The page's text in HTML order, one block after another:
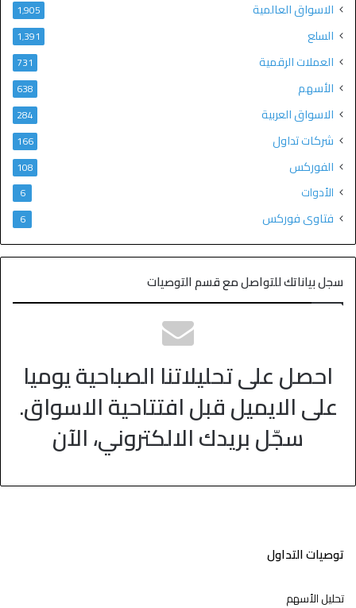
الاسواق العالمية 1٬905
السلع 1٬391
العملات الرقمية 731
الأسهم 638
الاسواق العربية 284
شركات تداول 166
الفوركس 108
الأدوات 6
فتاوى فوركس 6
سجل بياناتك للتواصل مع قسم التوصيات
احصل على تحليلاتنا الصباحية يوميا
على الايميل قبل افتتاحية الاسواق.
سجّل بريدك الالكتروني، الآن
توصيات التداول
تحليل الأسهم